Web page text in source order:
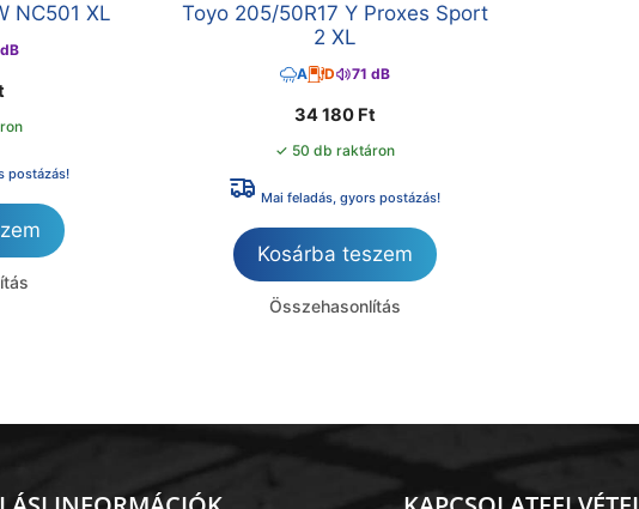
NC501 XL
postázás!
Toyo 205/50R17 Y Proxes Sport
2 XL
A D 71 dB
34 180 Ft
✓ 50 db raktáron
Mai feladás, gyors postázás!
Kosárba teszem
Összehasonlítás